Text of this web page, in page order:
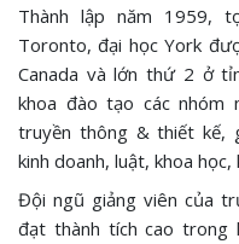
Thành lập năm 1959,
Toronto, đại học York
Canada và lớn thứ 2 ở
khoa đào tạo các nhóm
truyền thông & thiết kế,
kinh doanh, luật, khoa học,
Đội ngũ giảng viên của
đạt thành tích cao trong